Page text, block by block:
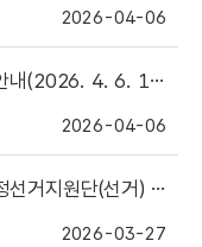
2026-04-06
4. 6. 18:00 ~ 21:00)
2026-04-06
(선거) 최종 합격자 발표
2026-03-27